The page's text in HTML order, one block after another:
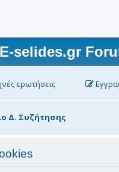
E-selides.gr
ερωτήσεις
Δ. Συζήτησης